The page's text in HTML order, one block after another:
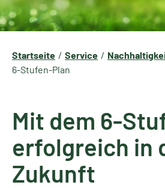
Startseite Service
6-Stufen-Plan
Mit dem 6-
erfolgreich in
Zukunft